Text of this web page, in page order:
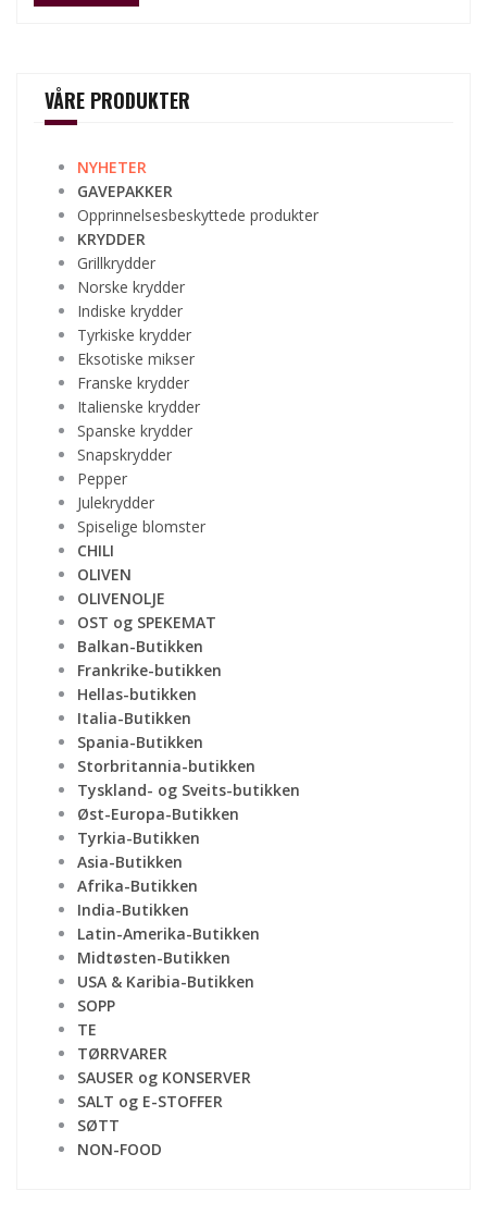
VÅRE PRODUKTER
NYHETER
GAVEPAKKER
Opprinnelsesbeskyttede produkter
KRYDDER
Grillkrydder
Norske krydder
Indiske krydder
Tyrkiske krydder
Eksotiske mikser
Franske krydder
Italienske krydder
Spanske krydder
Snapskrydder
Pepper
Julekrydder
Spiselige blomster
CHILI
OLIVEN
OLIVENOLJE
OST og SPEKEMAT
Balkan-Butikken
Frankrike-butikken
Hellas-butikken
Italia-Butikken
Spania-Butikken
Storbritannia-butikken
Tyskland- og Sveits-butikken
Øst-Europa-Butikken
Tyrkia-Butikken
Asia-Butikken
Afrika-Butikken
India-Butikken
Latin-Amerika-Butikken
Midtøsten-Butikken
USA & Karibia-Butikken
SOPP
TE
TØRRVARER
SAUSER og KONSERVER
SALT og E-STOFFER
SØTT
NON-FOOD